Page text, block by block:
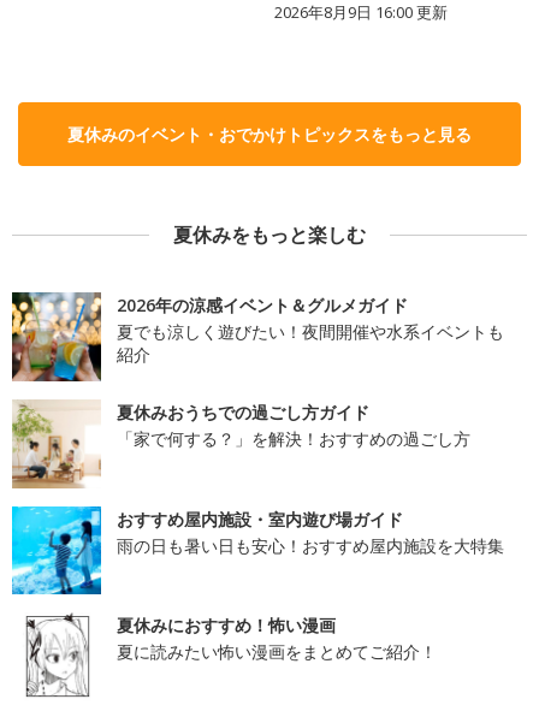
2026年8月9日 16:00更新
夏休みのイベント・おでかけトピックスをもっと見る
夏休みをもっと楽しむ
2026年の涼感イベント＆グルメガイド
夏でも涼しく遊びたい！夜間開催や水系イベントも
紹介
夏休みおうちでの過ごし方ガイド
「家で何する？」を解決！おすすめの過ごし方
おすすめ屋内施設・室内遊び場ガイド
雨の日も暑い日も安心！おすすめ屋内施設を大特集
夏休みにおすすめ！怖い漫画
夏に読みたい怖い漫画をまとめてご紹介！